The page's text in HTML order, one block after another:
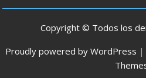
Copyright © Todos los
Proudly powered by WordPress |